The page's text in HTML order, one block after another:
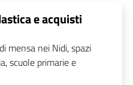
e acquisti
mensa nei Nidi, spazi
scuole primarie e